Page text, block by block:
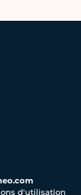
d'utilisation